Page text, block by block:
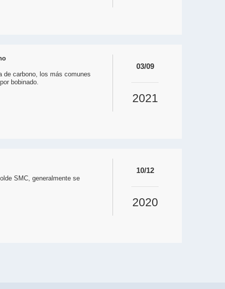
de carbono, los más comunes
bobinado.
03/09
2021
SMC, generalmente se
10/12
2020